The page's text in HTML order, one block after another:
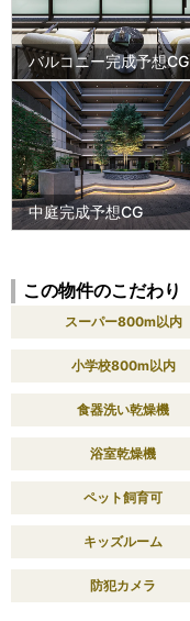
バルコニー完成予想CG
中庭完成予想CG
この物件のこだわり
スーパー800m以内
小学校800m以内
食器洗い乾燥機
浴室乾燥機
ペット飼育可
キッズルーム
防犯カメラ